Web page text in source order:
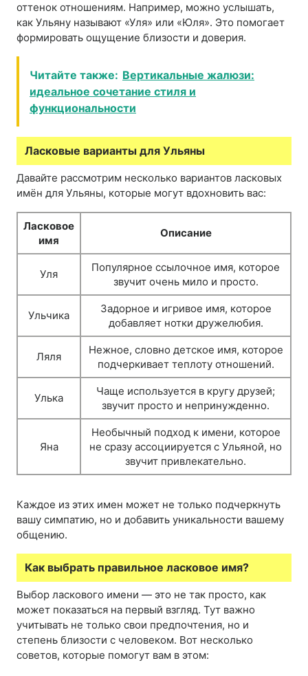
оттенок отношениям. Например, можно услышать,
как Ульяну называют «Уля» или «Юля». Это помогает
формировать ощущение близости и доверия.
Читайте также: Вертикальные жалюзи:
идеальное сочетание стиля и
функциональности
Ласковые варианты для Ульяны
Давайте рассмотрим несколько вариантов ласковых
имён для Ульяны, которые могут вдохновить вас:
Ласковое
имя
Описание
Уля
Популярное ссылочное имя, которое
звучит очень мило и просто.
Ульчика
Задорное и игривое имя, которое
добавляет нотки дружелюбия.
Ляля
Нежное, словно детское имя, которое
подчеркивает теплоту отношений.
Улька
Чаще используется в кругу друзей;
звучит просто и непринужденно.
Яна
Необычный подход к имени, которое
не сразу ассоциируется с Ульяной, но
звучит привлекательно.
Каждое из этих имен может не только подчеркнуть
вашу симпатию, но и добавить уникальности вашему
общению.
Как выбрать правильное ласковое имя?
Выбор ласкового имени — это не так просто, как
может показаться на первый взгляд. Тут важно
учитывать не только свои предпочтения, но и
степень близости с человеком. Вот несколько
советов, которые помогут вам в этом: